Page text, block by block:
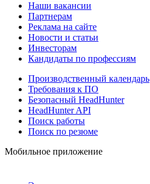
Наши вакансии
Партнерам
Реклама на сайте
Новости и статьи
Инвесторам
Кандидаты по профессиям
Производственный календарь
Требования к ПО
Безопасный HeadHunter
HeadHunter API
Поиск работы
Поиск по резюме
Мобильное приложение